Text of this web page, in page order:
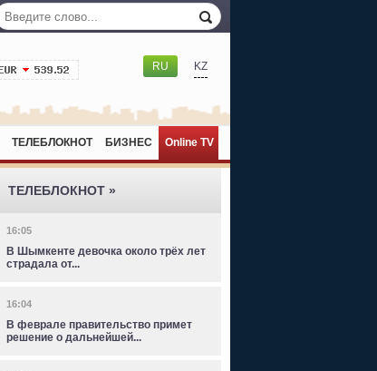
RU KZ
ТЕЛЕБЛОКНОТ БИЗНЕС Online TV
ТЕЛЕБЛОКНОТ »
16:05
В Шымкенте девочка около трёх лет
страдала от...
16:04
В феврале правительство примет
решение о дальнейшей...